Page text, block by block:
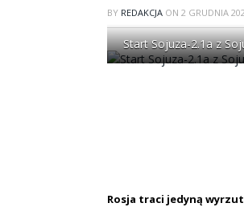
BY REDAKCJA ON 2 GRUDNIA
Start Sojuza-2.1a z
Rosja traci jedyną